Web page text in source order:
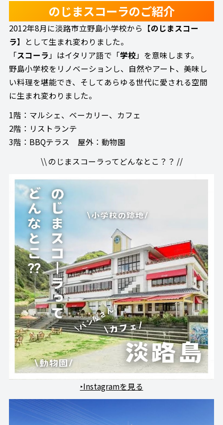
のじまスコーラのご紹介
2012年8月に淡路市立野島小学校から【のじまスコー
ラ】として生まれ変わりました。
「スコーラ 」はイタリア語で「学校」を意味します。
野島小学校をリノベーションし、自然やアート、美味し
い料理を堪能でき、そしてあらゆる世代に愛される空間
に生まれ変わりました。
1階：マルシェ、ベーカリー、カフェ
2階：リストランテ
3階：BBQテラス 屋外：動物園
\\ のじまスコーラってどんなとこ？？ //
‣Instagramを見る